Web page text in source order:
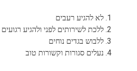
לא להגיע רעבים
ללכת לשירותים לפני ולהגיע רגועים
ללבוש בגדים נוחים
נעלים סגורות וקשורות טוב